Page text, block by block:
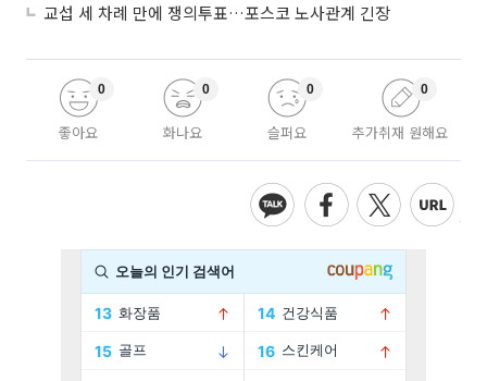
교섭 세 차례 만에 쟁의투표…포스코 노사관계 긴장
좋아요
0
화나요
0
슬퍼요
0
추가취재 원해요
0